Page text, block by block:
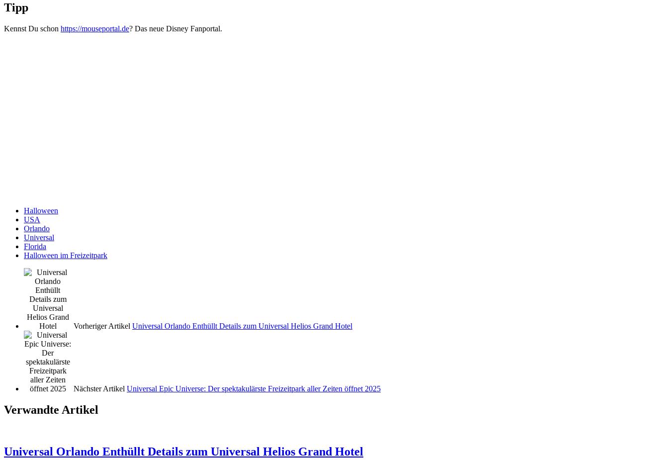
Tipp
Kennst Du schon https://mouseportal.de? Das neue Disney Fanportal.
Halloween
USA
Orlando
Universal
Florida
Halloween im Freizeitpark
Vorheriger Artikel Universal Orlando Enthüllt Details zum Universal Helios Grand Hotel
Nächster Artikel Universal Epic Universe: Der spektakulärste Freizeitpark aller Zeiten öffnet 2025
Verwandte Artikel
Universal Orlando Enthüllt Details zum Universal Helios Grand Hotel